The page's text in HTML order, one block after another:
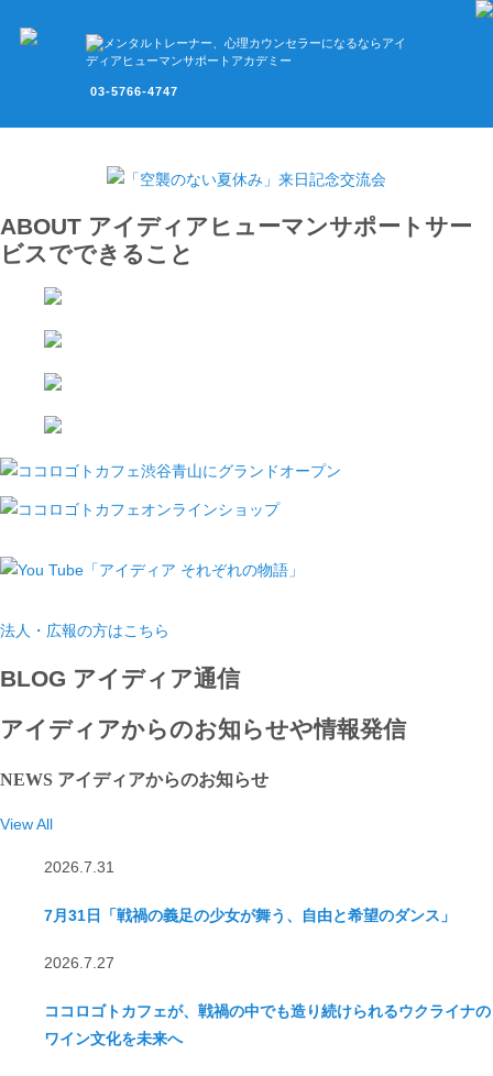
03-5766-4747
ABOUT アイディアヒューマンサポートサー
ビスでできること
法人・広報の方はこちら
BLOG アイディア通信
アイディアからのお知らせや情報発信
NEWS アイディアからのお知らせ
View All
2026.7.31
7月31日「戦禍の義足の少女が舞う、自由と希望のダンス」
2026.7.27
ココロゴトカフェが、戦禍の中でも造り続けられるウクライナの
ワイン文化を未来へ